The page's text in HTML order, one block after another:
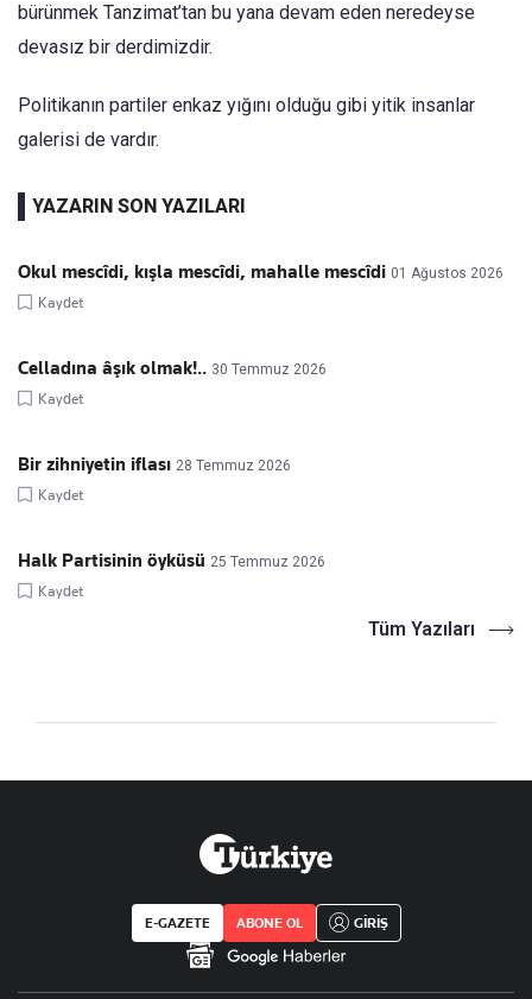
bürünmek Tanzimat’tan bu yana devam eden neredeyse
devasız bir derdimizdir.
Politikanın partiler enkaz yığını olduğu gibi yitik insanlar
galerisi de vardır.
YAZARIN SON YAZILARI
Okul mescîdi, kışla mescîdi, mahalle mescîdi 01 Ağustos 2026
Kaydet
Celladına âşık olmak!.. 30 Temmuz 2026
Kaydet
Bir zihniyetin iflası 28 Temmuz 2026
Kaydet
Halk Partisinin öyküsü 25 Temmuz 2026
Kaydet
Tüm Yazıları
E-GAZETE ABONE OL GİRİŞ